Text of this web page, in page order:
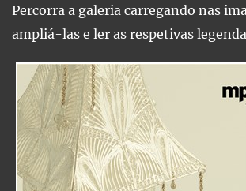
Percorra a galeria carregando nas
ampliá-las e ler as respetivas